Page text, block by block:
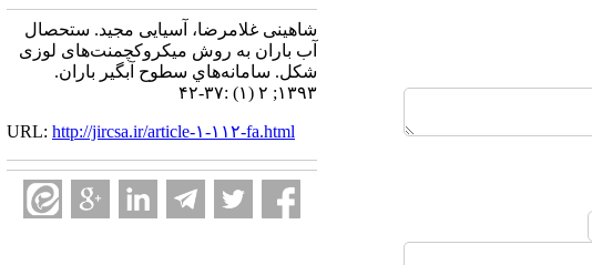
شاهینی غلامرضا، آسیایی مجید. ستحصال
آب باران به روش میکروکچمنت‌های لوزی
شکل. سامانه‌هاي سطوح آبگير باران.
۱۳۹۳; ۲ (۱) :۳۷-۴۲
URL: http://jircsa.ir/article-۱-۱۱۲-fa.html